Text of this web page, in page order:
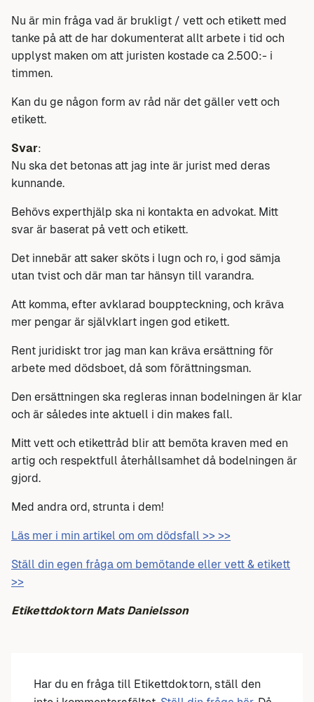
Nu är min fråga vad är brukligt / vett och etikett med
tanke på att de har dokumenterat allt arbete i tid och
upplyst maken om att juristen kostade ca 2.500:- i
timmen.
Kan du ge någon form av råd när det gäller vett och
etikett.
Svar:
Nu ska det betonas att jag inte är jurist med deras
kunnande.
Behövs experthjälp ska ni kontakta en advokat. Mitt
svar är baserat på vett och etikett.
Det innebär att saker sköts i lugn och ro, i god sämja
utan tvist och där man tar hänsyn till varandra.
Att komma, efter avklarad bouppteckning, och kräva
mer pengar är självklart ingen god etikett.
Rent juridiskt tror jag man kan kräva ersättning för
arbete med dödsboet, då som förättningsman.
Den ersättningen ska regleras innan bodelningen är klar
och är således inte aktuell i din makes fall.
Mitt vett och etikettråd blir att bemöta kraven med en
artig och respektfull återhållsamhet då bodelningen är
gjord.
Med andra ord, strunta i dem!
Läs mer i min artikel om om dödsfall >> >>
Ställ din egen fråga om bemötande eller vett & etikett
>>
Etikettdoktorn Mats Danielsson
Har du en fråga till Etikettdoktorn, ställ den